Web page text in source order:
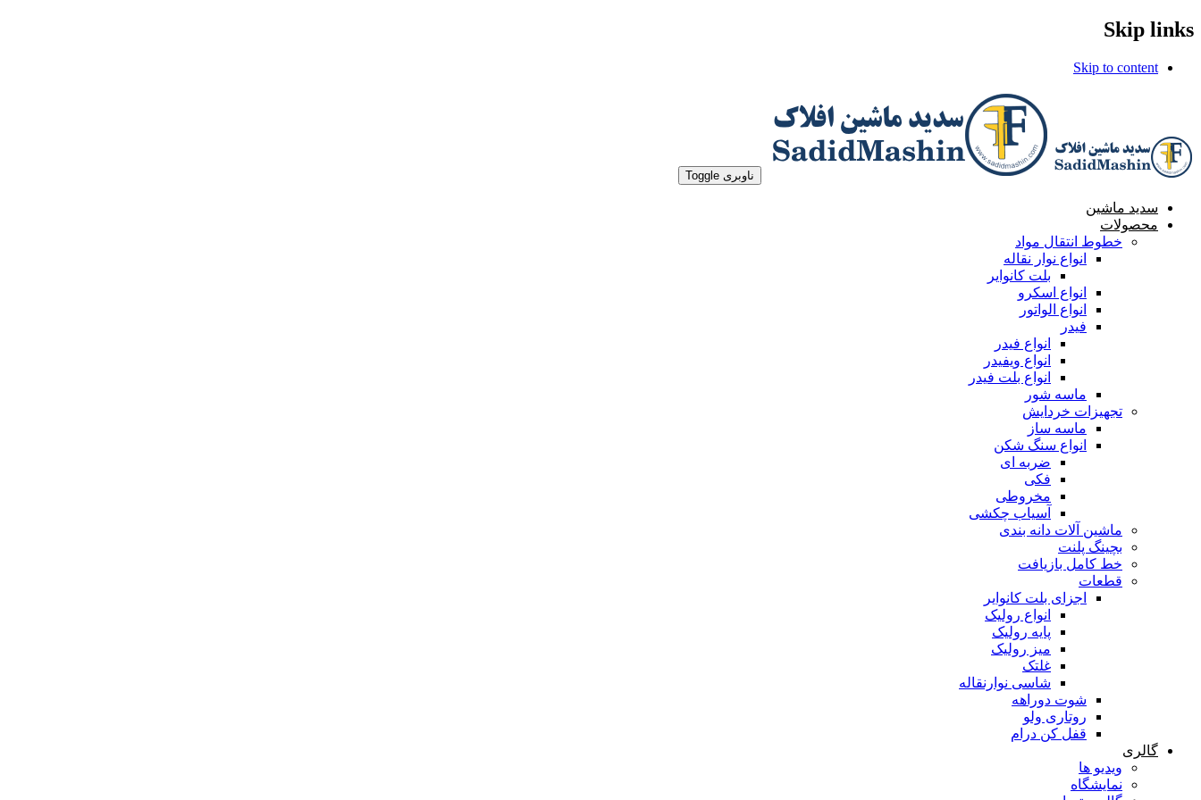
Skip links
Skip to content
ناوبری Toggle
سدید ماشین
محصولات
خطوط انتقال مواد
انواع نوار نقاله
بلت کانوایر
انواع اسکرو
انواع الواتور
فیدر
انواع فیدر
انواع ویفیدر
انواع بلت فیدر
ماسه شور
تجهیزات خردایش
ماسه ساز
انواع سنگ شکن
ضربه ای
فکی
مخروطی
آسیاب چکشی
ماشین آلات دانه بندی
بچینگ پلنت
خط کامل بازیافت
قطعات
اجزای بلت کانوایر
انواع رولیک
پایه رولیک
میز رولیک
غلتک
شاسی نوارنقاله
شوت دوراهه
روتاری ولو
قفل کن درام
گالری
ویدیو ها
نمایشگاه